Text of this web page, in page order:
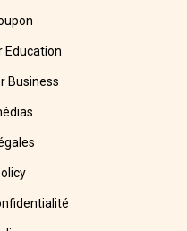
Education
Business